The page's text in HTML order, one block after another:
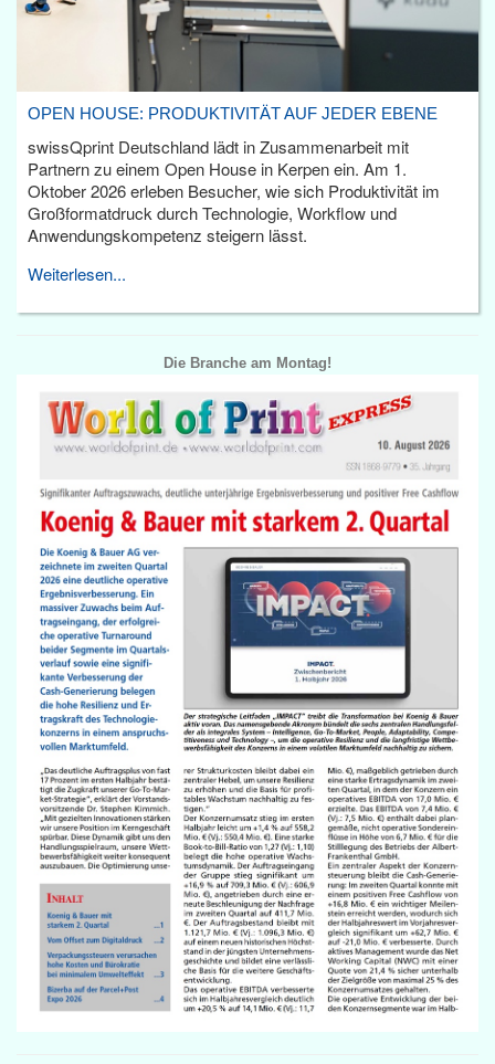
OPEN HOUSE: PRODUKTIVITÄT AUF JEDER EBENE
swissQprint Deutschland lädt in Zusammenarbeit mit
Partnern zu einem Open House in Kerpen ein. Am 1.
Oktober 2026 erleben Besucher, wie sich Produktivität im
Großformatdruck durch Technologie, Workflow und
Anwendungskompetenz steigern lässt.
Weiterlesen...
Die Branche am Montag!